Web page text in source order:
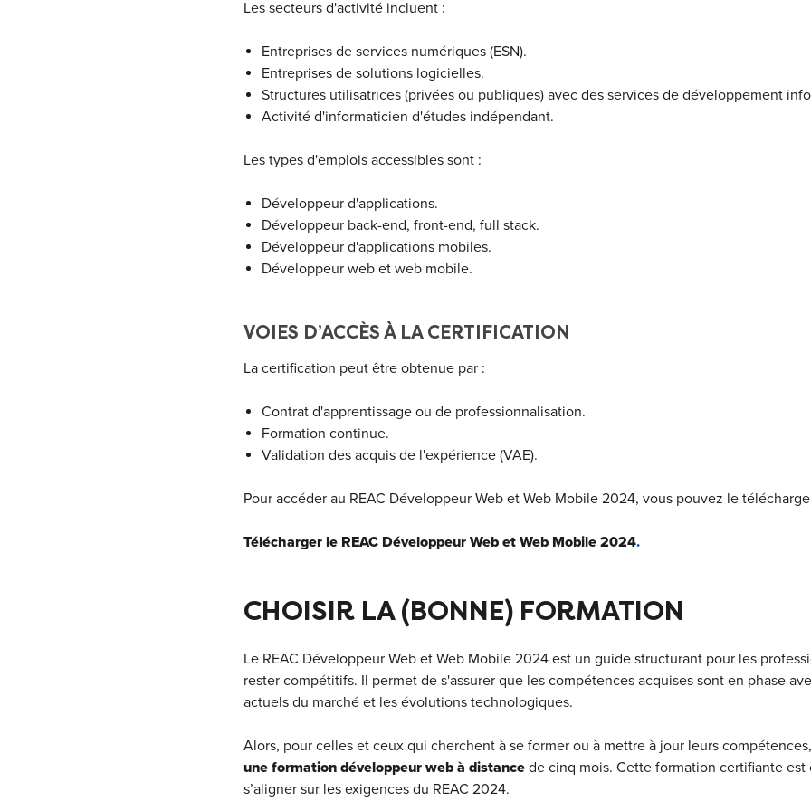
Les secteurs d'activité incluent :
Entreprises de services numériques (ESN).
Entreprises de solutions logicielles.
Structures utilisatrices (privées ou publiques) avec des services de développement
Activité d'informaticien d'études indépendant.
Les types d'emplois accessibles sont :
Développeur d'applications.
Développeur back-end, front-end, full stack.
Développeur d'applications mobiles.
Développeur web et web mobile.
VOIES D’ACCÈS À LA CERTIFICATION
La certification peut être obtenue par :
Contrat d'apprentissage ou de professionnalisation.
Formation continue.
Validation des acquis de l'expérience (VAE).
Pour accéder au REAC Développeur Web et Web Mobile 2024, vous pouvez le
Télécharger le REAC Développeur Web et Web Mobile 2024.
CHOISIR LA (BONNE) FORMATION
Le REAC Développeur Web et Web Mobile 2024 est un guide structurant pour les
rester compétitifs. Il permet de s'assurer que les compétences acquises sont en phase
actuels du marché et les évolutions technologiques.
Alors, pour celles et ceux qui cherchent à se former ou à mettre à jour leurs
une formation développeur web à distancede cinq mois. Cette formation certifiante est
s’aligner sur les exigences du REAC 2024.